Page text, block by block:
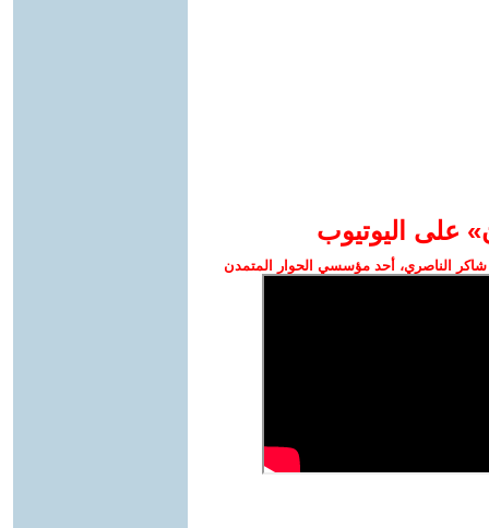
على اليوتيوب
الناصري، أحد مؤسسي الحوار المتمدن